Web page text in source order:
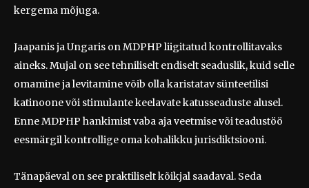
kergema mõjuga.
Jaapanis ja Ungaris on MDPHP liigitatud kontrollitavaks
aineks. Mujal on see tehniliselt endiselt seaduslik, kuid selle
omamine ja levitamine võib olla karistatav sünteetilisi
katinoone või stimulante keelavate katusseaduste alusel.
Enne MDPHP hankimist vaba aja veetmise või teadustöö
eesmärgil kontrollige oma kohalikku jurisdiktsiooni.
Tänapäeval on see praktiliselt kõikjal saadaval. Seda